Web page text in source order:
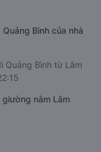
Bình của nhà
Quảng Bình từ Lâm
nằm Lâm